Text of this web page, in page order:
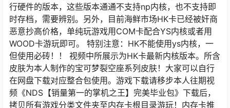
行硬件的版本，这些版本通通不支持np内核，也不支持即
时存档，需要辨别。另外，目前海鲜市场HK卡已经被奸商
恶意抄高价格，单纯玩游戏用COM卡配合YS内核或者用
WOOD卡游玩即可。 特别注意：HK不能使用ys内核，一
但使用必砖！！ 视频中所展示为HK卡最新内核版本。所含
皮肤为本人制作的宝可梦裂空座系列皮肤！大家可以自行
在网盘下载对应整合包使用。游戏下载请移步本人往期视
频《NDS【销量第一的掌机之王】完美毕业包》下载后，
拷贝所有游戏分类文件夹至内存卡根目录游玩！内存卡推